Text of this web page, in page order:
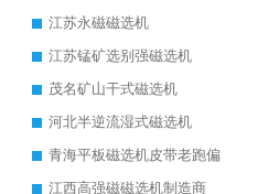
江苏永磁磁选机
江苏锰矿选别强磁选机
茂名矿山干式磁选机
河北半逆流湿式磁选机
青海平板磁选机皮带老跑偏
江西高强磁磁选机制造商